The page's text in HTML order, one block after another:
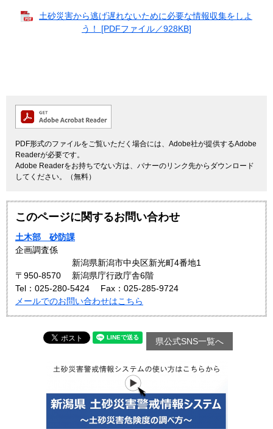
土砂災害から逃げ遅れないために必要な情報収集をしよ
う！ [PDFファイル／928KB]
PDF形式のファイルをご覧いただく場合には、Adobe社が提供するAdobe
Readerが必要です。
Adobe Readerをお持ちでない方は、バナーのリンク先からダウンロード
してください。（無料）
このページに関するお問い合わせ
土木部 砂防課
企画調査係
〒950-8570
新潟県新潟市中央区新光町4番地1
新潟県庁行政庁舎6階
Tel：025‐280‐5424
Fax：025‐285‐9724
メールでのお問い合わせはこちら
県公式SNS一覧へ